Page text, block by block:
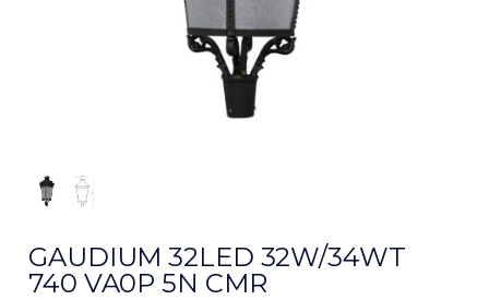
GAUDIUM 32LED 32W/34WT
740 VA0P 5N CMR